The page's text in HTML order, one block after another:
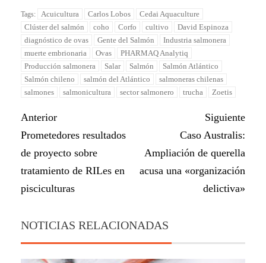
Tags: Acuicultura Carlos Lobos
Cedai Aquaculture
Clúster del salmón
coho Corfo cultivo
David Espinoza
diagnóstico de ovas
Gente del Salmón
Industria salmonera
muerte embrionaria
Ovas
PHARMAQ Analytiq
Producción salmonera
Salar Salmón
Salmón Atlántico
Salmón chileno
salmón del Atlántico
salmoneras chilenas
salmones
salmonicultura sector salmonero trucha Zoetis
Anterior
Prometedores resultados
de proyecto sobre
tratamiento de RILes en
pisciculturas
Siguiente
Caso Australis:
Ampliación de querella
acusa una «organización
delictiva»
NOTICIAS RELACIONADAS